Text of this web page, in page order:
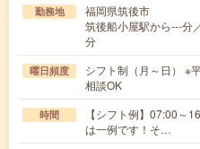
勤務地
福岡県筑後市
筑後船小屋駅から---分
分
曜日頻度
シフト制（月～日） ※
相談OK
時間
【シフト例】07:00～
は一例です！そ…